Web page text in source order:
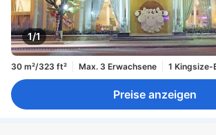
1/1
30 m²/323 ft² Max. 3 Erwachsene 1 Kingsize-
Preise anzeigen